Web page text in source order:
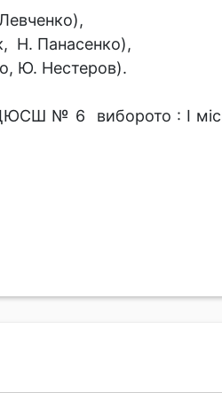
Н. Панасенко),
Ю. Нестеров).
№ 6 виборото : І